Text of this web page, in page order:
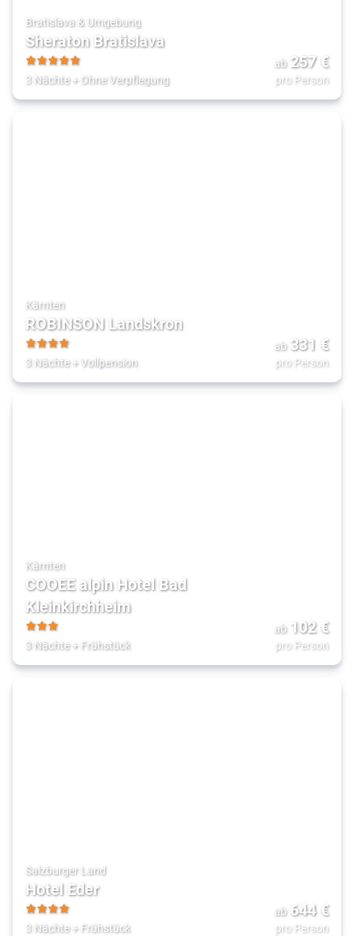
Bratislava & Umgebung
Sheraton Bratislava
5
3 Nächte+ Ohne Verpflegung
ab 257€
pro Person
Kärnten
ROBINSON Landskron
4
3 Nächte+ Vollpension
ab 331 €
pro Person
Kärnten
COOEE alpin Hotel Bad
Kleinkirchheim
3
3 Nächte+ Frühstück
ab 102€
pro Person
Salzburger Land
Hotel Eder
4
3 Nächte+ Frühstück
ab 644€
pro Person